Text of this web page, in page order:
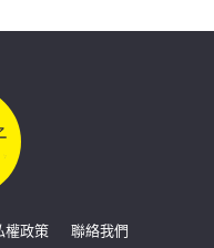
權政策 聯絡我們